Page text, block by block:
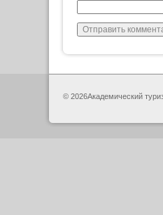
© 2026Академический